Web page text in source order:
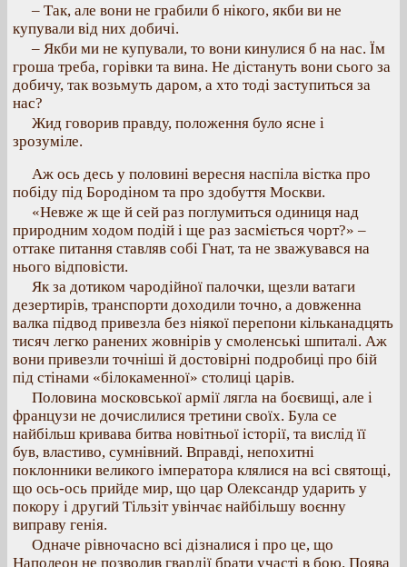
– Так, але вони не грабили б нікого, якби ви не
купували від них добичі.
– Якби ми не купували, то вони кинулися б на нас. Їм
гроша треба, горівки та вина. Не дістануть вони сього за
добичу, так возьмуть даром, а хто тоді заступиться за
нас?
Жид говорив правду, положення було ясне і
зрозуміле.
Аж ось десь у половині вересня наспіла вістка про
побіду під Бородіном та про здобуття Москви.
«Невже ж ще й сей раз поглумиться одиниця над
природним ходом подій і ще раз засміється чорт?» –
оттаке питання ставляв собі Гнат, та не зважувався на
нього відповісти.
Як за дотиком чародійної палочки, щезли ватаги
дезертирів, транспорти доходили точно, а довженна
валка підвод привезла без ніякої перепони кільканадцять
тисяч легко ранених жовнірів у смоленські шпиталі. Аж
вони привезли точніші й достовірні подробиці про бій
під стінами «білокаменної» столиці царів.
Половина московської армії лягла на боєвищі, але і
французи не дочислилися третини своїх. Була се
найбільш кривава битва новітньої історії, та вислід її
був, властиво, сумнівний. Вправді, непохитні
поклонники великого імператора клялися на всі святощі,
що ось-ось прийде мир, що цар Олександр ударить у
покору і другий Тільзіт увінчає найбільшу воєнну
виправу генія.
Одначе рівночасно всі дізналися і про це, що
Наполеон не позволив гвардії брати участі в бою. Поява